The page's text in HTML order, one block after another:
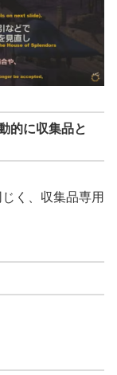
的に収集品と
く、収集品専用